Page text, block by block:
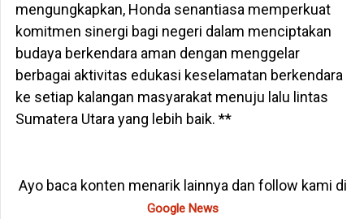
mengungkapkan, Honda senantiasa memperkuat
komitmen sinergi bagi negeri dalam menciptakan
budaya berkendara aman dengan menggelar
berbagai aktivitas edukasi keselamatan berkendara
ke setiap kalangan masyarakat menuju lalu lintas
Sumatera Utara yang lebih baik. **
Ayo baca konten menarik lainnya dan follow kami di
Google News